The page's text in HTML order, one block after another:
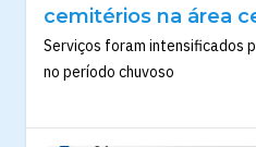
cemitérios na área
Serviços foram intensificados
no período chuvoso